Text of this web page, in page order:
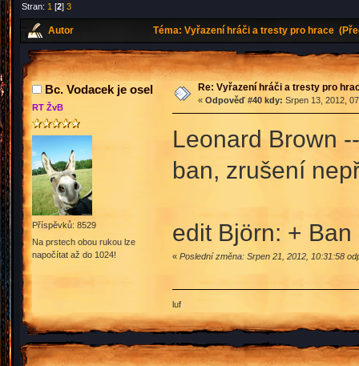
Stran: 1 [2]3
Autor Téma: Vyřazení hráči a tresty pro hrace
Bc. Vodacek je osel
RT ŽvB
Příspěvků: 8529
Na prstech obou rukou lze
napočítat až do 1024!
Re: Vyřazení hráči a tresty pro
« Odpověď #40 kdy: Srpen 13, 2012,
Leonard Brown
ban, zrušení
edit Björn: +
« Poslední změna: Srpen 21, 2012, 10:31:58
luf